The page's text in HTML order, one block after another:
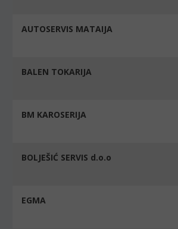
AUTOSERVIS MATAIJA
BALEN TOKARIJA
BM KAROSERIJA
BOLJEŠIĆ SERVIS d.o.o
EGMA